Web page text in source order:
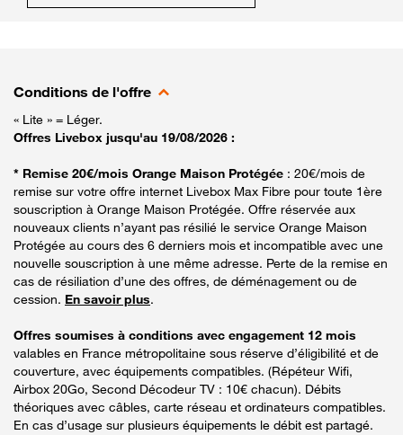
Conditions de l'offre
« Lite » = Léger.
Offres Livebox jusqu'au 19/08/2026 :
* Remise 20€/mois Orange Maison Protégée : 20€/mois de
remise sur votre offre internet Livebox Max Fibre pour toute 1ère
souscription à Orange Maison Protégée. Offre réservée aux
nouveaux clients n’ayant pas résilié le service Orange Maison
Protégée au cours des 6 derniers mois et incompatible avec une
nouvelle souscription à une même adresse. Perte de la remise en
cas de résiliation d’une des offres, de déménagement ou de
cession. En savoir plus.
Offres soumises à conditions avec engagement 12 mois
valables en France métropolitaine sous réserve d’éligibilité et de
couverture, avec équipements compatibles. (Répéteur Wifi,
Airbox 20Go, Second Décodeur TV : 10€ chacun). Débits
théoriques avec câbles, carte réseau et ordinateurs compatibles.
En cas d’usage sur plusieurs équipements le débit est partagé.